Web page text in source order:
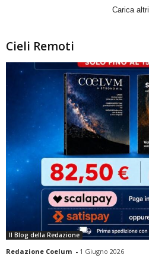
Carica altri
Cieli Remoti
Il Blog della Redazione
Redazione Coelum - 1 Giugno 2026